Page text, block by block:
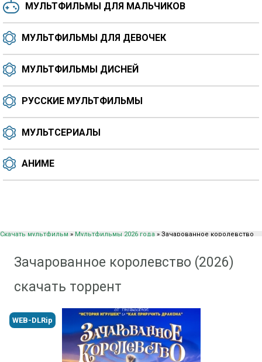
6.5 6.6 6.0 6.4
МУЛЬТФИЛЬМЫ ДЛЯ МАЛЬЧИКОВ
МУЛЬТФИЛЬМЫ ДЛЯ ДЕВОЧЕК
МУЛЬТФИЛЬМЫ ДИСНЕЙ
РУССКИЕ МУЛЬТФИЛЬМЫ
МУЛЬТСЕРИАЛЫ
АНИМЕ
Скачать мультфильм » Мультфильмы 2026 года » Зачарованное королевство
Зачарованное королевство (2026)
скачать торрент
WEB-DLRip